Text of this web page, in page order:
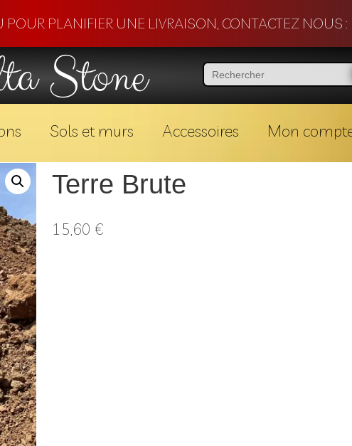
POUR PLANIFIER UNE LIVRAISON, CONTACTEZ
Stone
Sols et murs Accessoires Mon
Terre Brute
15,60 €